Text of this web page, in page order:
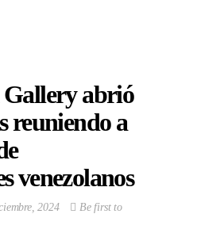
abrió
reuniendo a
venezolanos
2024
Be first to